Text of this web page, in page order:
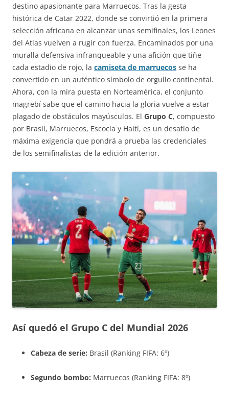
destino apasionante para Marruecos. Tras la gesta
histórica de Catar 2022, donde se convirtió en la primera
selección africana en alcanzar unas semifinales, los Leones
del Atlas vuelven a rugir con fuerza. Encaminados por una
muralla defensiva infranqueable y una afición que tiñe
cada estadio de rojo, la camiseta de marruecos se ha
convertido en un auténtico símbolo de orgullo continental.
Ahora, con la mira puesta en Norteamérica, el conjunto
magrebí sabe que el camino hacia la gloria vuelve a estar
plagado de obstáculos mayúsculos. El Grupo C, compuesto
por Brasil, Marruecos, Escocia y Haití, es un desafío de
máxima exigencia que pondrá a prueba las credenciales
de los semifinalistas de la edición anterior.
Así quedó el Grupo C del Mundial 2026
Cabeza de serie: Brasil (Ranking FIFA: 6º)
Segundo bombo: Marruecos (Ranking FIFA: 8º)